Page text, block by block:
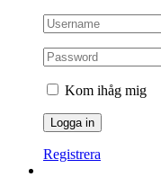
Kom ihåg mig
Registrera